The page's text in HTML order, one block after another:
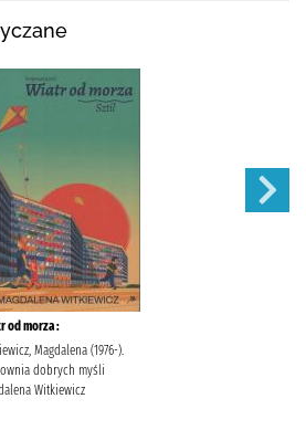
od morza :
Magdalena (1976-).
dobrych myśli
Witkiewicz